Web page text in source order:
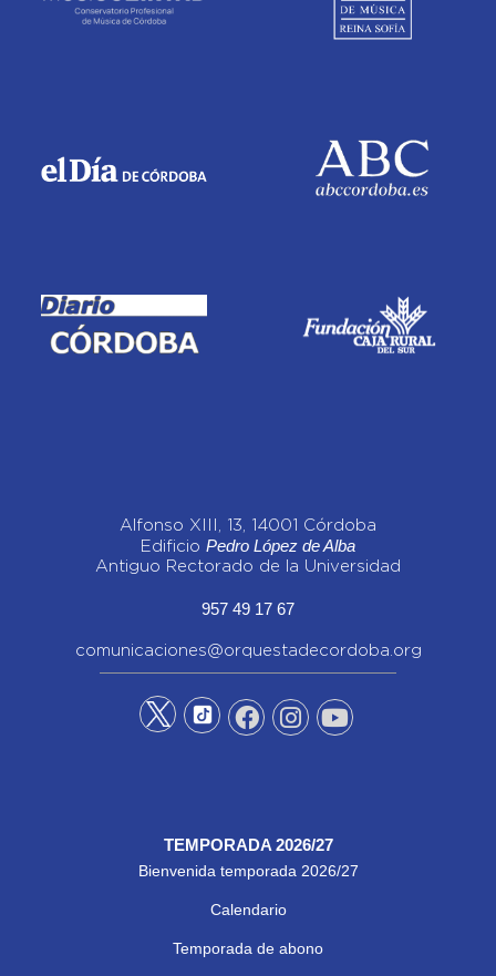
Alfonso XIII, 13, 14001 Córdoba
Edificio Pedro López de Alba
Antiguo Rectorado de la Universidad
957 49 17 67
comunicaciones@orquestadecordoba.org
TEMPORADA 2026/27
Bienvenida temporada 2026/27
Calendario
Temporada de abono